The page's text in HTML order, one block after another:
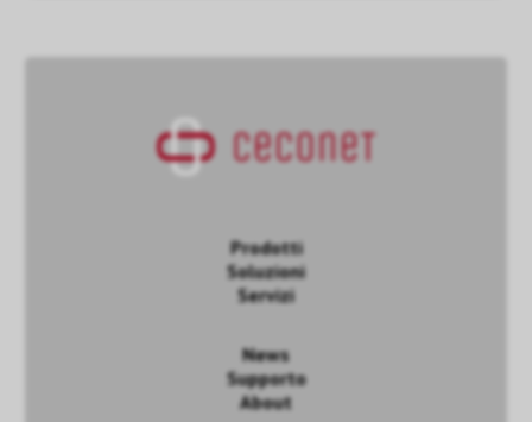
Prodotti
Soluzioni
Servizi
News
Supporto
About